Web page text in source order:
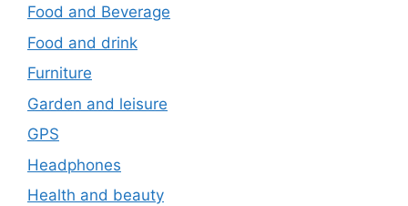
Food and Beverage
Food and drink
Furniture
Garden and leisure
GPS
Headphones
Health and beauty